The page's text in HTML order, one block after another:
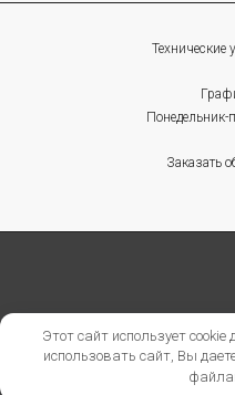
Технические
Заказать
© 2015-
Политика
Этот сайт использует
использовать сайт, Вы